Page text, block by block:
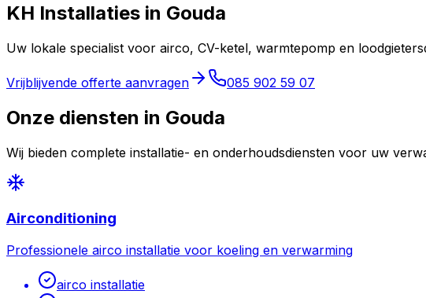
KH Installaties in Gouda
Uw lokale specialist voor airco, CV-ketel, warmtepomp en
Vrijblijvende offerte aanvragen 085 902 59 07
Onze diensten in Gouda
Wij bieden complete installatie- en onderhoudsdiensten voor uw
Airconditioning
Professionele airco installatie voor koeling en verwarming
airco installatie